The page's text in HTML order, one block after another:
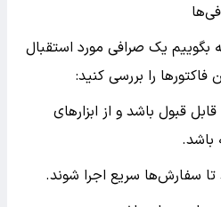
بگوییم یک صرافی مورد استقبال
فاکتورها را بررسی کنید:
قبول باشد و از ابزارهای
باشد.
تا سفارش‌ها سریع اجرا شوند.